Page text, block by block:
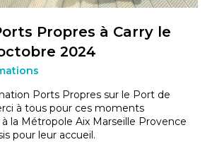
Propres à Carry le
2024
Ports Propres sur le Port de
à tous pour ces moments
à la Métropole Aix Marseille Provence
pour leur accueil.